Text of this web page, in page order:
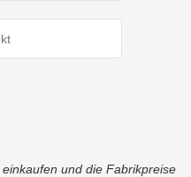
und die Fabrikpreise